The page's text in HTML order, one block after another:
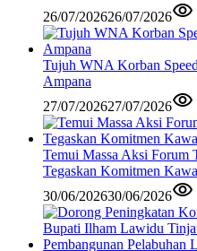
26/07/202626/07/2026
Tujuh WNA Korban
Ampana
27/07/202627/07/2026
Temui Massa Aksi
Tegaskan Komitmen
30/06/202630/06/2026